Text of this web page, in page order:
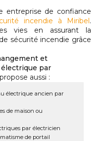
entreprise de confiance
incendie à Miribel.
vies en assurant la
sécurité incendie grâce
et
par
aussi :
électrique ancien par
de maison ou
par électricien
de portail